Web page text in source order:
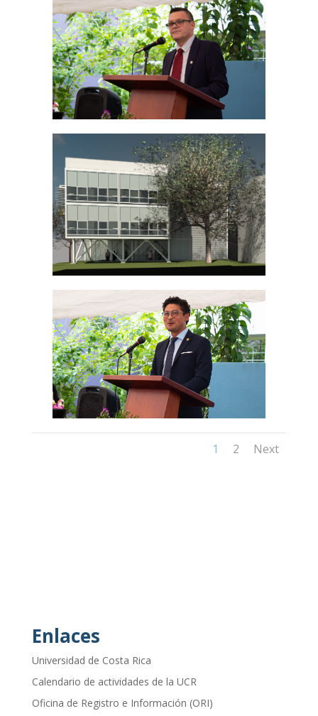
1 2 Next
Enlaces
Universidad de Costa Rica
Calendario de actividades de la UCR
Oficina de Registro e Información (ORI)